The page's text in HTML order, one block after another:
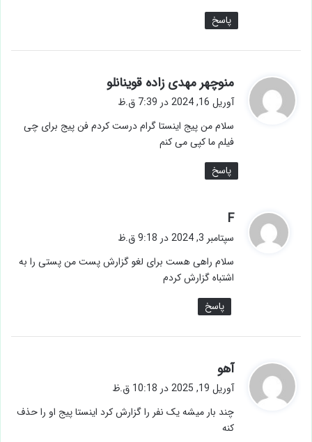
پاسخ
منوچهر مهدی زاده قوینانلو
:
آوریل 16, 2024 در 7:39 ق.ظ
سلام من پیج اینستا گرام درست کردم فن پیج برای چی
فیلم ما کپی می کنم
پاسخ
F
:
سپتامبر 3, 2024 در 9:18 ق.ظ
سلام راهی هست برای لغو گزارش پست من پستی را به
اشتباه گزارش کردم
پاسخ
آهو
ف
:
آوریل 19, 2025 در 10:18 ق.ظ
چند بار میشه یک نفر را گزارش کرد اینستا پیج او را حذف
کنه